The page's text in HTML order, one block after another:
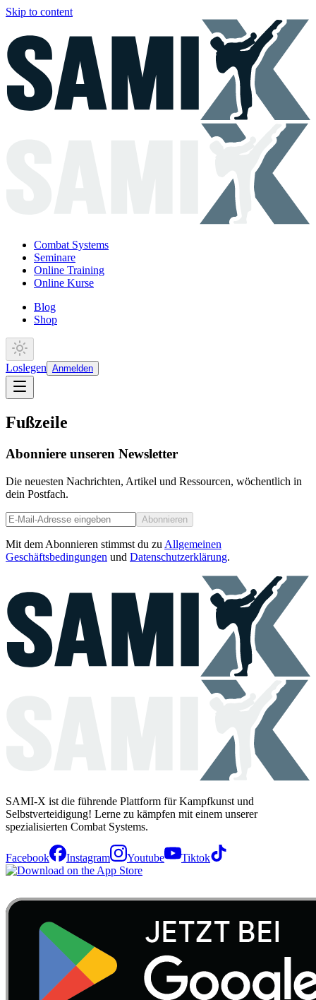
Skip to content
Combat Systems
Seminare
Online Training
Online Kurse
Blog
Shop
Loslegen Anmelden
Fußzeile
Abonniere unseren Newsletter
Die neuesten Nachrichten, Artikel und Ressourcen, wöchentlich in
dein Postfach.
Abonnieren
Mit dem Abonnieren stimmst du zu Allgemeinen
Geschäftsbedingungen und Datenschutzerklärung.
SAMI-X ist die führende Plattform für Kampfkunst und
Selbstverteidigung! Lerne zu kämpfen mit einem unserer
spezialisierten Combat Systems.
Facebook Instagram Youtube Tiktok